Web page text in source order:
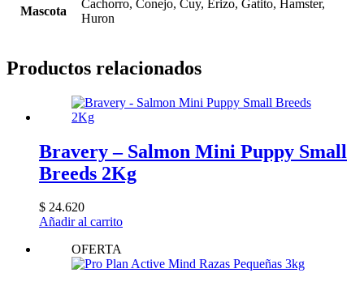
Mascota
Cachorro, Conejo, Cuy, Erizo, Gatito, Hamster,
Huron
Productos relacionados
Bravery – Salmon Mini Puppy Small
Breeds 2Kg
$ 24.620
Añadir al carrito
OFERTA